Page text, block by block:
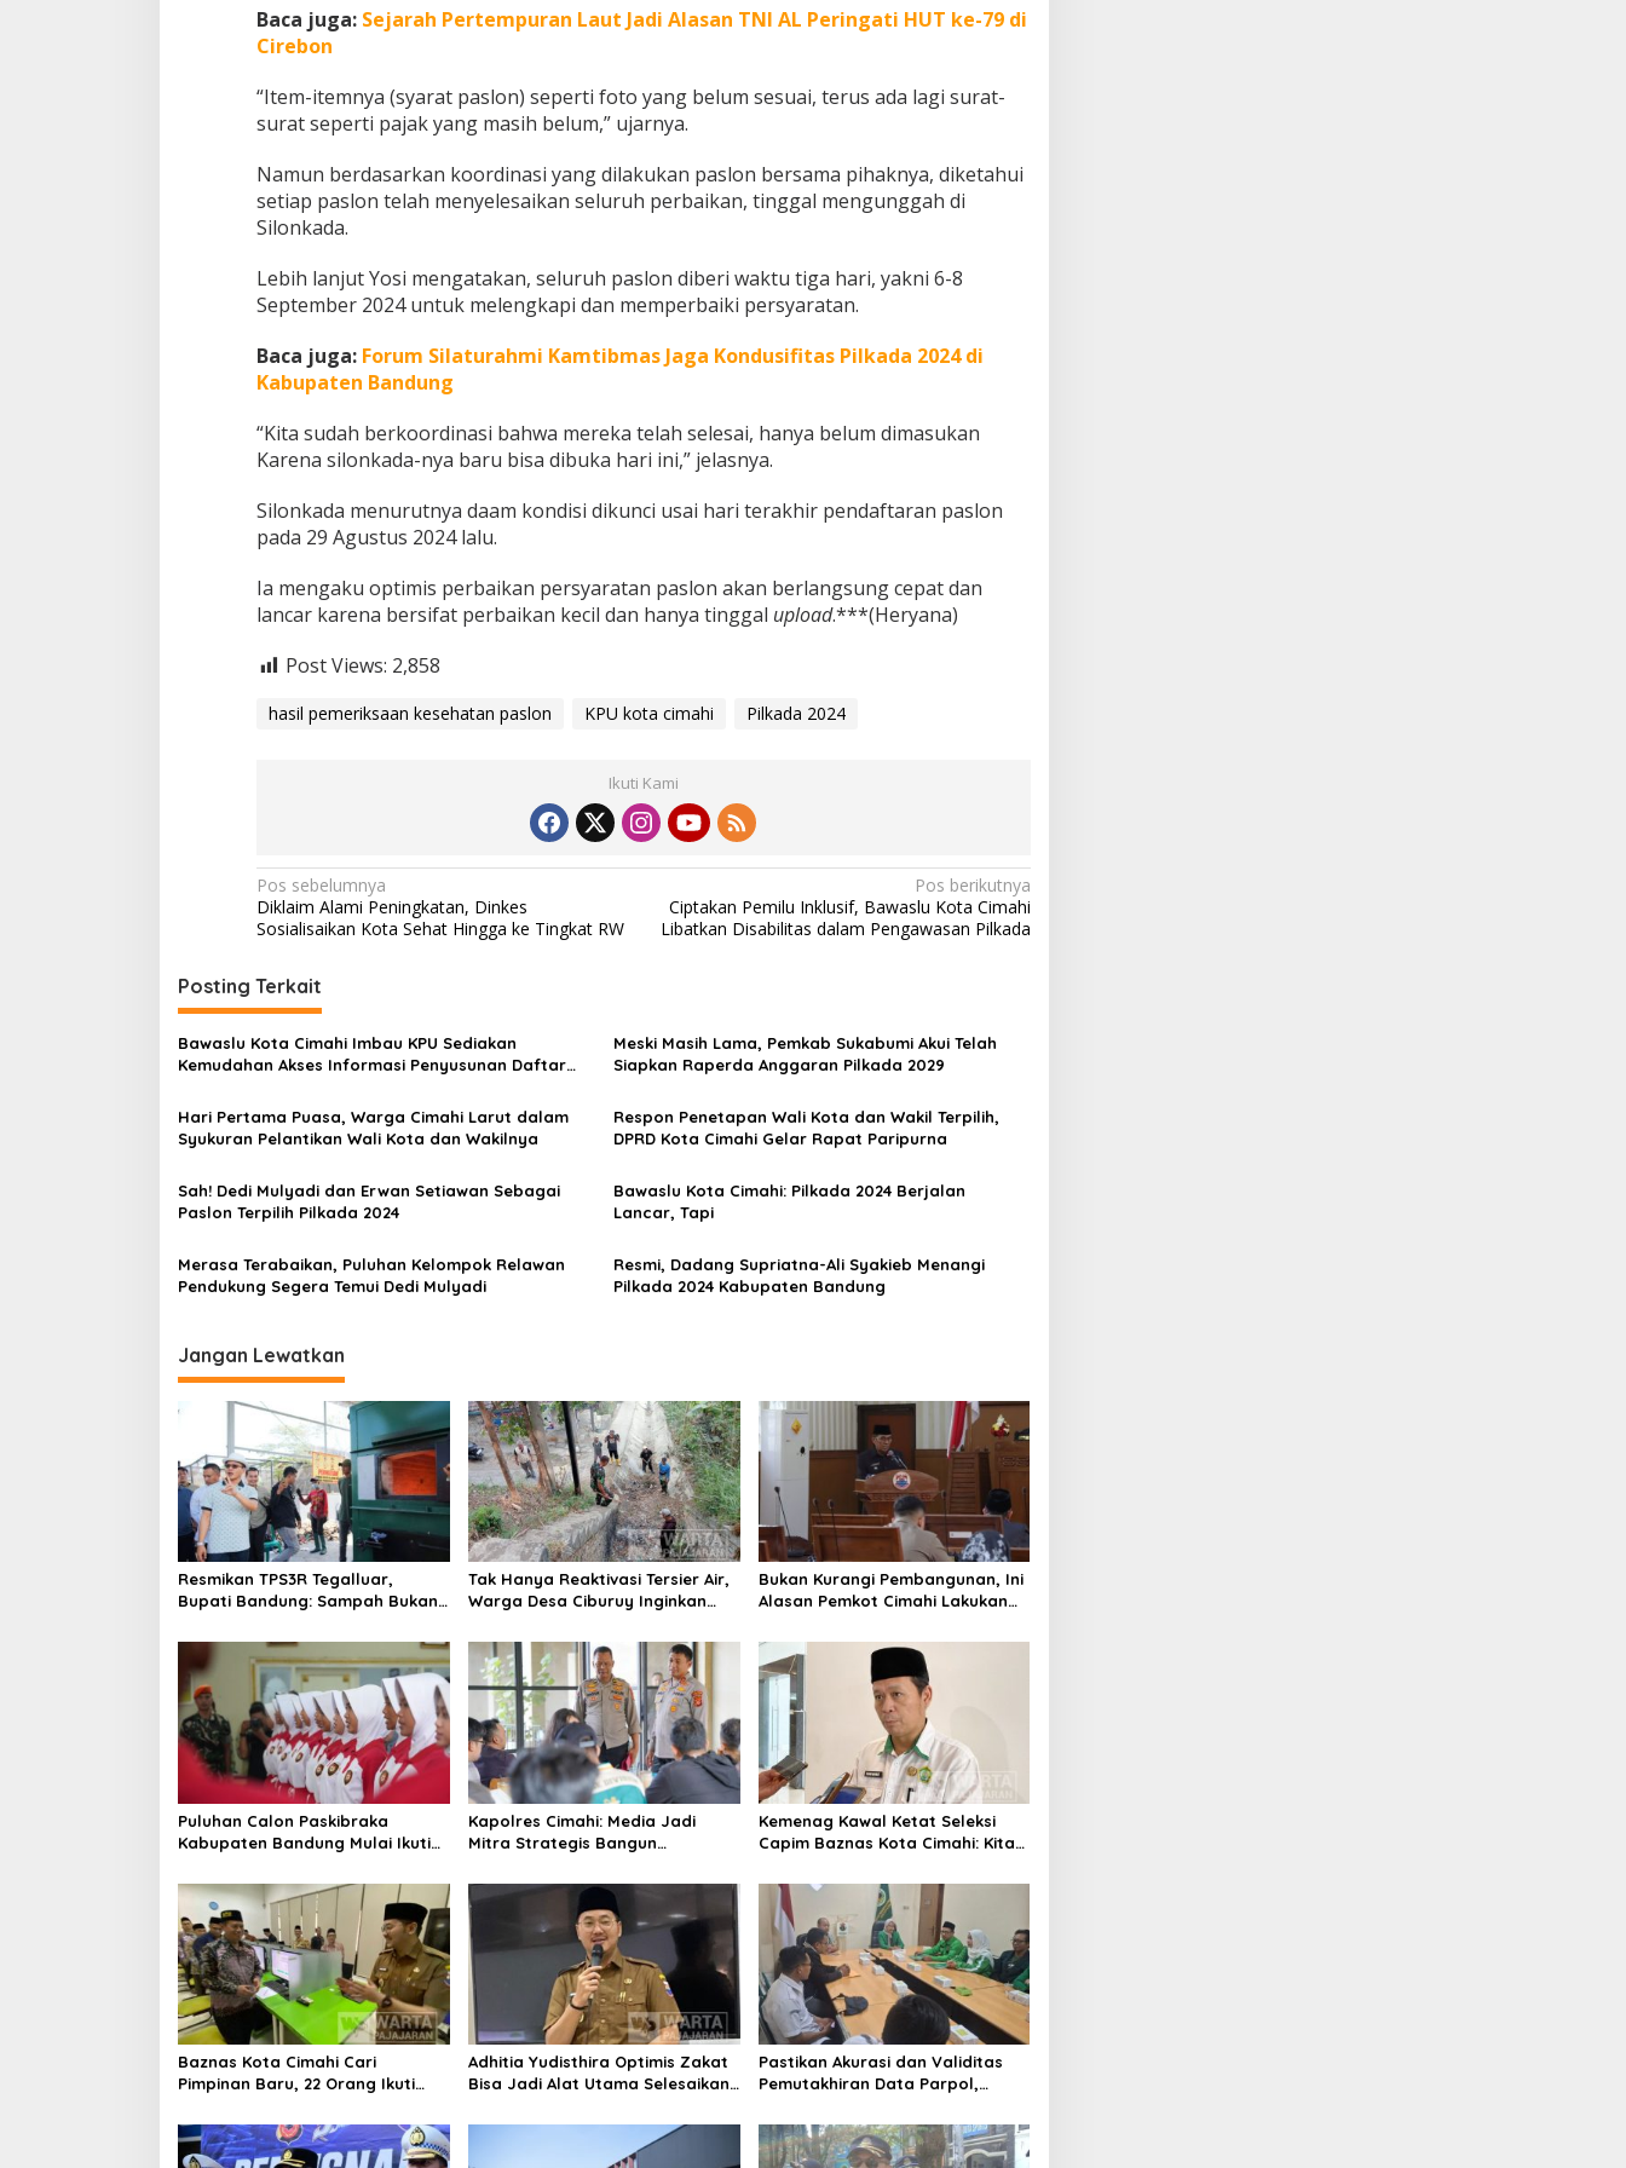
Baca juga: Sejarah Pertempuran Laut Jadi Alasan TNI AL Peringati HUT ke-79 di
Cirebon
“Item-itemnya (syarat paslon) seperti foto yang belum sesuai, terus ada lagi surat-
surat seperti pajak yang masih belum,” ujarnya.
Namun berdasarkan koordinasi yang dilakukan paslon bersama pihaknya, diketahui
setiap paslon telah menyelesaikan seluruh perbaikan, tinggal mengunggah di
Silonkada.
Lebih lanjut Yosi mengatakan, seluruh paslon diberi waktu tiga hari, yakni 6-8
September 2024 untuk melengkapi dan memperbaiki persyaratan.
Baca juga: Forum Silaturahmi Kamtibmas Jaga Kondusifitas Pilkada 2024 di
Kabupaten Bandung
“Kita sudah berkoordinasi bahwa mereka telah selesai, hanya belum dimasukan
Karena silonkada-nya baru bisa dibuka hari ini,” jelasnya.
Silonkada menurutnya daam kondisi dikunci usai hari terakhir pendaftaran paslon
pada 29 Agustus 2024 lalu.
Ia mengaku optimis perbaikan persyaratan paslon akan berlangsung cepat dan
lancar karena bersifat perbaikan kecil dan hanya tinggal upload.***(Heryana)
Post Views: 2,858
hasil pemeriksaan kesehatan paslon KPU kota cimahi Pilkada 2024
Ikuti Kami
N
a
i
g
a
i
o
s
Pos sebelumnya
Diklaim Alami Peningkatan, Dinkes
Sosialisaikan Kota Sehat Hingga ke Tingkat RW
Pos berikutnya
Ciptakan Pemilu Inklusif, Bawaslu Kota Cimahi
Libatkan Disabilitas dalam Pengawasan Pilkada
Posting Terkait
Bawaslu Kota Cimahi Imbau KPU Sediakan
Kemudahan Akses Informasi Penyusunan Daftar
Meski Masih Lama, Pemkab Sukabumi Akui Telah
Siapkan Raperda Anggaran Pilkada 2029
Hari Pertama Puasa, Warga Cimahi Larut dalam
Syukuran Pelantikan Wali Kota dan Wakilnya
Respon Penetapan Wali Kota dan Wakil Terpilih,
DPRD Kota Cimahi Gelar Rapat Paripurna
Sah! Dedi Mulyadi dan Erwan Setiawan Sebagai
Paslon Terpilih Pilkada 2024
Bawaslu Kota Cimahi: Pilkada 2024 Berjalan
Lancar, Tapi
Merasa Terabaikan, Puluhan Kelompok Relawan
Pendukung Segera Temui Dedi Mulyadi
Resmi, Dadang Supriatna-Ali Syakieb Menangi
Pilkada 2024 Kabupaten Bandung
Jangan Lewatkan
Resmikan TPS3R Tegalluar,
Bupati Bandung: Sampah Bukan
Tak Hanya Reaktivasi Tersier Air,
Warga Desa Ciburuy Inginkan
Bukan Kurangi Pembangunan, Ini
Alasan Pemkot Cimahi Lakukan
Puluhan Calon Paskibraka
Kabupaten Bandung Mulai Ikuti
Kapolres Cimahi: Media Jadi
Mitra Strategis Bangun
Kemenag Kawal Ketat Seleksi
Capim Baznas Kota Cimahi: Kita
Berintegritas
Baznas Kota Cimahi Cari
Pimpinan Baru, 22 Orang Ikuti
Adhitia Yudisthira Optimis Zakat
Bisa Jadi Alat Utama Selesaikan
Pastikan Akurasi dan Validitas
Pemutakhiran Data Parpol,
Pengawasan